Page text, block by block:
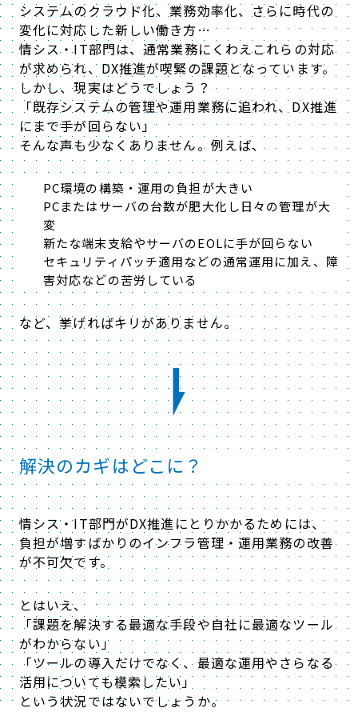
システムのクラウド化、業務効率化、さらに時代の
変化に対応した新しい働き方…
情シス・IT部門は、通常業務にくわえこれらの対応
が求められ、DX推進が喫緊の課題となっています。
しかし、現実はどうでしょう？
「既存システムの管理や運用業務に追われ、DX推進
にまで手が回らない」
そんな声も少なくありません。例えば、
PC環境の構築・運用の負担が大きい
PCまたはサーバの台数が肥大化し日々の管理が大
変
新たな端末支給やサーバのEOLに手が回らない
セキュリティパッチ適用などの通常運用に加え、障
害対応などの苦労している
など、挙げればキリがありません。
解決のカギはどこに？
情シス・IT部門がDX推進にとりかかるためには、
負担が増すばかりのインフラ管理・運用業務の改善
が不可欠です。
とはいえ、
「課題を解決する最適な手段や自社に最適なツール
がわからない」
「ツールの導入だけでなく、最適な運用やさらなる
活用についても模索したい」
という状況ではないでしょうか。